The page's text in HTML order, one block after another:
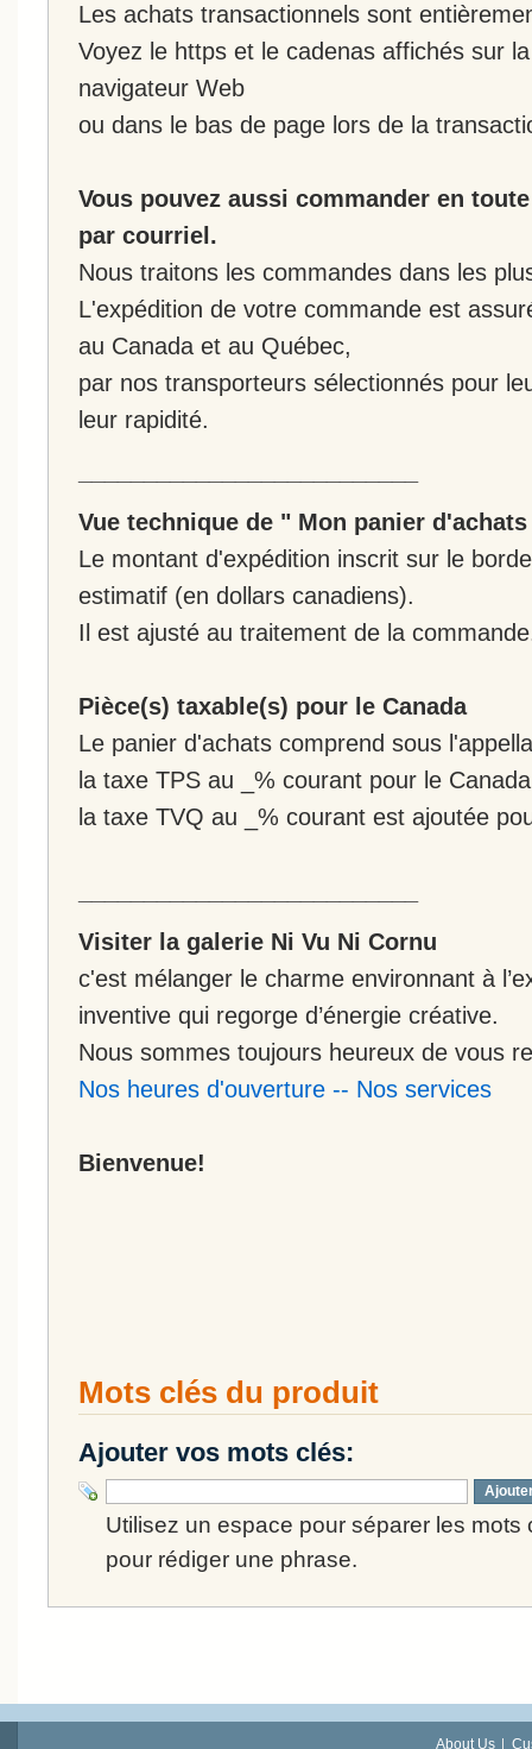
Les achats transactionnels sont
Voyez le https et le cadenas affichés sur
navigateur Web
ou dans le bas de page lors de la
Vous pouvez aussi commander en
par courriel.
Nous traitons les commandes dans les
L'expédition de votre commande est
au Canada et au Québec,
par nos transporteurs sélectionnés pour
leur rapidité.
Vue technique de " Mon panier
Le montant d'expédition inscrit sur le
estimatif (en dollars canadiens).
Il est ajusté au traitement de la
Pièce(s) taxable(s) pour le Canada
Le panier d'achats comprend sous
la taxe TPS au _% courant pour le
la taxe TVQ au _% courant est ajoutée
Visiter la galerie Ni Vu Ni Cornu
c'est mélanger le charme environnant à
inventive qui regorge d’énergie créative.
Nous sommes toujours heureux de vous
Nos heures d'ouverture -- Nos services
Bienvenue!
Mots clés du produit
Ajouter vos mots clés:
Utilisez un espace pour séparer les mots
pour rédiger une phrase.
About Us